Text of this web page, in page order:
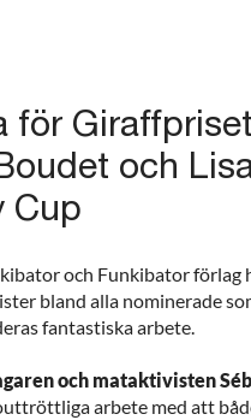
för
och
Cup
och Funkibator
bland alla nominerade
fantastiska arbete.
och mataktivisten
arbete med att